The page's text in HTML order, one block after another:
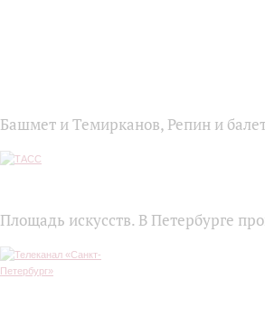
Башмет и Темирканов, Репин и
Площадь искусств. В Петербурге